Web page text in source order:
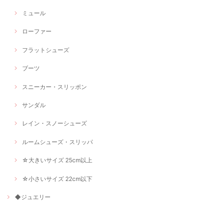
ミュール
ローファー
フラットシューズ
ブーツ
スニーカー・スリッポン
サンダル
レイン・スノーシューズ
ルームシューズ・スリッパ
☆大きいサイズ 25cm以上
☆小さいサイズ 22cm以下
◆ジュエリー